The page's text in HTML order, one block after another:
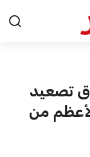
تصعيد
من